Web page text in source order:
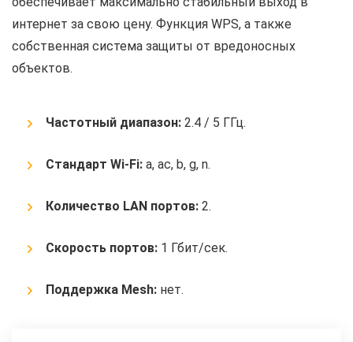
интернет за свою цену. Функция WPS, а также
собственная система защиты от вредоносных
объектов.
Частотный диапазон: 2.4 / 5 ГГц.
Стандарт Wi-Fi: a, ac, b, g, n.
Количество LAN портов: 2.
Скорость портов: 1 Гбит/сек.
Поддержка Mesh: нет.